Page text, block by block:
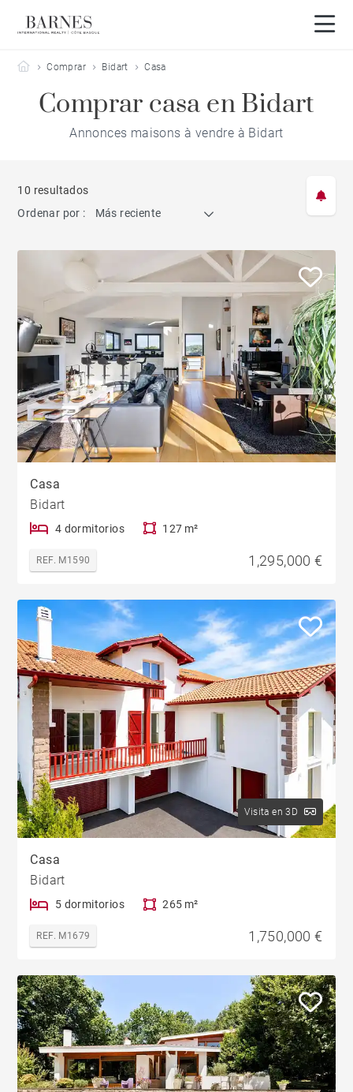
Barnes Côte Basque
Comprar Bidart Casa
Comprar casa en Bidart
Annonces maisons à vendre à Bidart
10 resultados
Ordenar por :
Más reciente
Casa
Bidart
4 dormitorios 127 m²
REF. M1590 1,295,000 €
Visita en 3D
Casa
Bidart
5 dormitorios 265 m²
REF. M1679 1,750,000 €